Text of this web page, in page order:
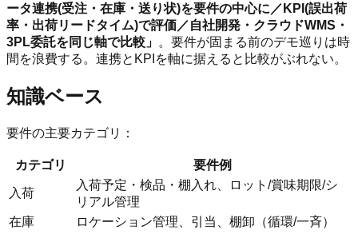
ータ連携(受注・在庫・送り状)を要件の中心に／KPI(誤出荷
率・出荷リードタイム)で評価／自社開発・クラウドWMS・
3PL委託を同じ軸で比較」 。要件が固まる前のデモ巡りは時
間を浪費する。連携とKPIを軸に据えると比較がぶれない。
知識ベース
要件の主要カテゴリ：
カテゴリ 要件例
入荷
入荷予定・検品・棚入れ、ロット/賞味期限/シ
リアル管理
在庫
ロケーション管理、引当、棚卸（循環/一斉）